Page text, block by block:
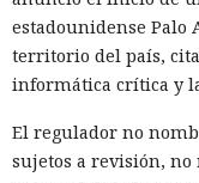
estadounidense Palo
territorio del país,
informática crítica y
El regulador no
sujetos a revisión,